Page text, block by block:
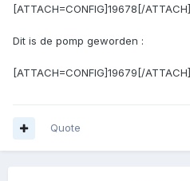
[ATTACH=CONFIG]19678[/ATTACH]
Dit is de pomp geworden :
[ATTACH=CONFIG]19679[/ATTACH]
Quote